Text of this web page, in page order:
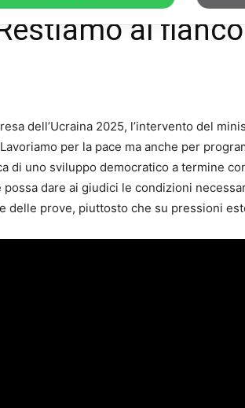
al fianco
dell’Ucraina 2025, l’intervento del
per la pace ma anche per
di uno sviluppo democratico a termine
possa dare ai giudici le condizioni
delle prove, piuttosto che su pressioni